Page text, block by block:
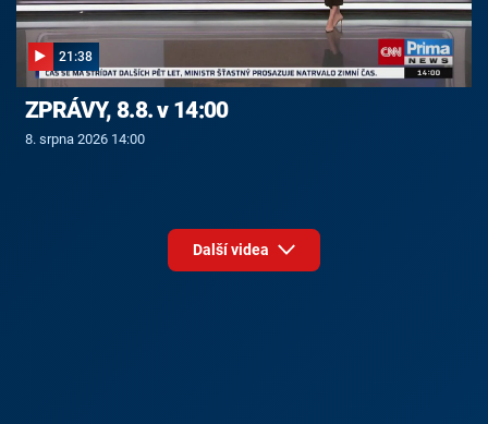
21:38
ZPRÁVY, 8.8. v 14:00
8. srpna 2026 14:00
Další videa